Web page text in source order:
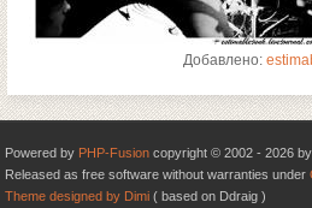
Добавлено:
Powered by PHP-Fusion copyright © 2002 - 2026
Released as free software without warranties under
Theme designed by Dimi ( based on Ddraig )